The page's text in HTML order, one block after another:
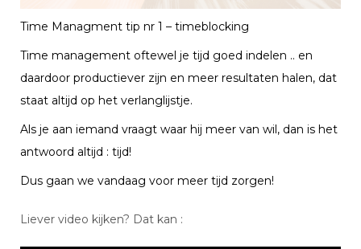
Time Managment tip nr 1 – timeblocking
Time management oftewel je tijd goed indelen .. en
daardoor productiever zijn en meer resultaten halen, dat
staat altijd op het verlanglijstje.
Als je aan iemand vraagt waar hij meer van wil, dan is het
antwoord altijd : tijd!
Dus gaan we vandaag voor meer tijd zorgen!
Liever video kijken? Dat kan :